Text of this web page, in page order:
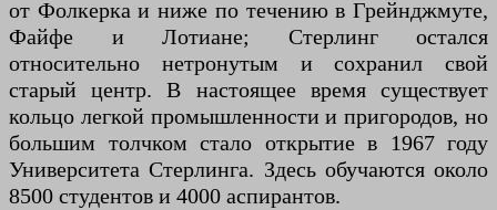
от Фолкерка и ниже по течению в Грейнджмуте,
Файфе и Лотиане; Стерлинг остался
относительно нетронутым и сохранил свой
старый центр. В настоящее время существует
кольцо легкой промышленности и пригородов, но
большим толчком стало открытие в 1967 году
Университета Стерлинга. Здесь обучаются около
8500 студентов и 4000 аспирантов.